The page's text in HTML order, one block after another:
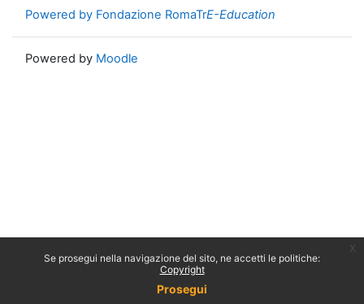
Se prosegui nella navigazione del sito, ne accetti le politiche:
Copyright
Prosegui
Powered by Fondazione RomaTrE-Education
Powered by Moodle